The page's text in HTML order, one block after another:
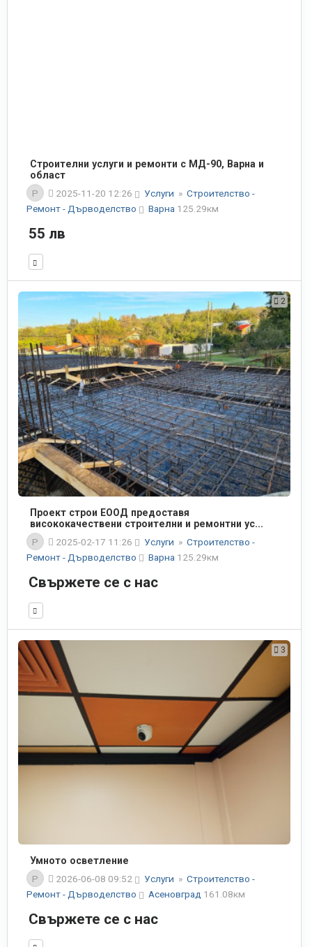
Строителни услуги и ремонти с МД-90, Варна и
област
P
2025-11-20 12:26 Услуги » Строителство -
Ремонт - Дърводелство
Варна 125.29км
55 лв
2
Проект строи ЕООД предоставя
висококачествени строителни и ремонтни ус...
P
2025-02-17 11:26 Услуги » Строителство -
Ремонт - Дърводелство
Варна 125.29км
Свържете се с нас
3
Умното осветление
P
2026-06-08 09:52 Услуги » Строителство -
Ремонт - Дърводелство
Асеновград 161.08км
Свържете се с нас